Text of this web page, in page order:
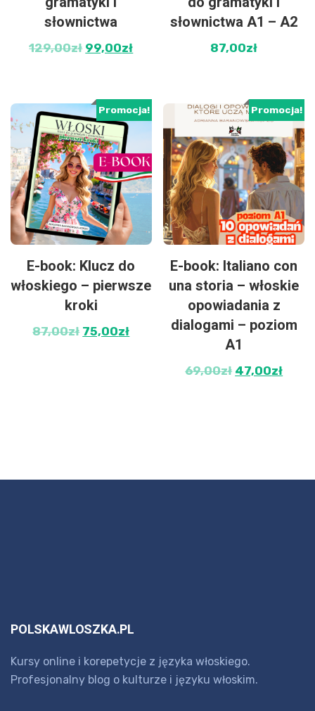
słownictwa
129,00zł 99,00zł
słownictwa A1 – A2
87,00zł
Promocja!
E-book: Klucz do
włoskiego – pierwsze
kroki
87,00zł 75,00zł
Promocja!
E-book: Italiano con
una storia – włoskie
opowiadania z
dialogami – poziom
A1
69,00zł 47,00zł
POLSKAWLOSZKA.PL
Kursy online i korepetycje z języka włoskiego.
Profesjonalny blog o kulturze i języku włoskim.